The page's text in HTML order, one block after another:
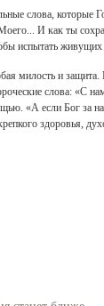
слова,
И как ты
испытать
милость и
слова: «С
«А если Бог за
здоровья,